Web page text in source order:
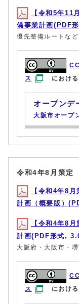
【令和5年11
備事業計画(PDF
優先整備ルートな
ス
における
オープンデ
大阪市オープ
令和4年8月策定
【令和4年8
計画（概要版）
【令和4年8
計画(PDF形式,
大阪府・大阪市・
ス
における